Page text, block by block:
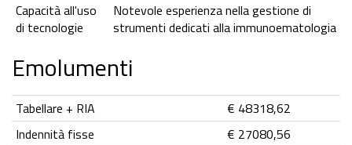
Capacità all'uso
di tecnologie
Notevole esperienza nella gestione di
strumenti dedicati alla immunoematologia
Emolumenti
Tabellare + RIA
€ 48318,62
Indennità fisse
€ 27080,56